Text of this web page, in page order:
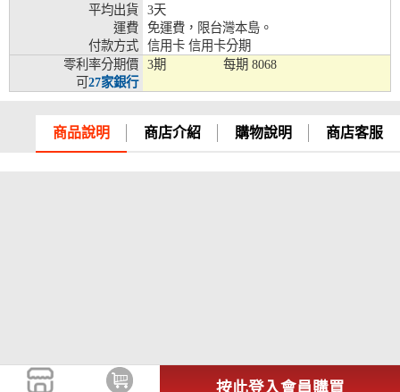
平均出貨
3天
運費
免運費，限台灣本島。
付款方式
信用卡 信用卡分期
零利率分期價
可27家銀行
3期 每期 8068
商品說明 商店介紹 購物說明 商店客服
按此登入會員購買
兆豐銀行、合作金庫、第一銀行、華南銀行、
彰化銀行、上海銀行、富邦銀行、國泰世華、
台灣企銀、台中銀行、匯豐銀行、華泰銀行、
臺灣新光銀行、陽信銀行、聯邦銀行、遠東商
銀、元大銀行、永豐銀行、玉山銀行、凱基銀
兆豐銀行、合作金庫、第一銀行、華南銀行、